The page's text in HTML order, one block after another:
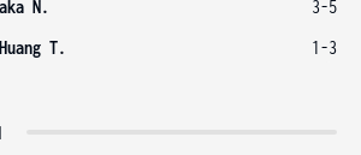
N.
3-5
Huang T. 1-3